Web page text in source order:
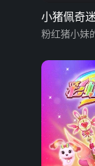
小猪佩奇
文版
粉红猪小妹